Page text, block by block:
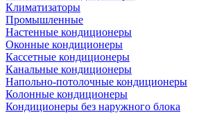
Климатизаторы
Промышленные
Настенные кондиционеры
Оконные кондиционеры
Кассетные кондиционеры
Канальные кондиционеры
Напольно-потолочные кондиционеры
Колонные кондиционеры
Кондиционеры без наружного блока